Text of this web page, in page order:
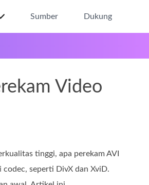
Sumber Dukung
Video
tinggi, apa perekam AVI
codec, seperti DivX dan XviD.